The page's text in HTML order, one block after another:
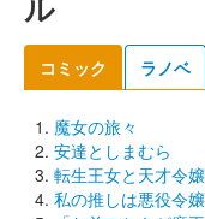
コミック ラノベ
魔女の旅々
安達としまむら
転生王女と天才令
私の推しは悪役令嬢